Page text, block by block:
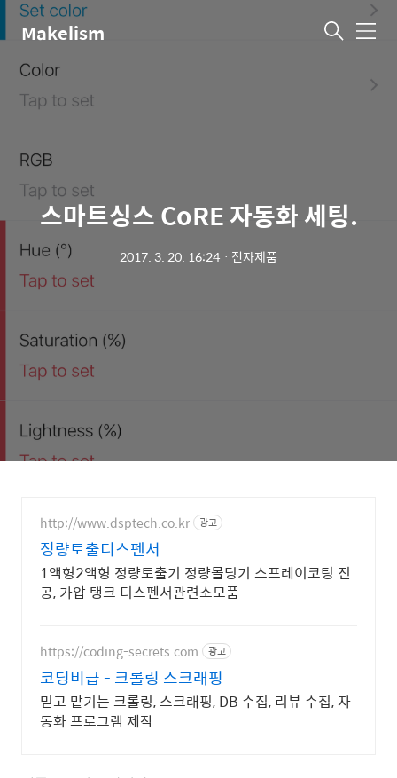
Makelism 메
스마트싱스 CoRE 자동화 세팅.
2017. 3. 20. 16:24 ㆍ 전자제품
http://www.dsptech.co.kr 광고
정량토출디스펜서
1액형2액형 정량토출기 정량몰딩기 스프레이코팅 진
공, 가압 탱크 디스펜서관련소모품
https://coding-secrets.com 광고
코딩비급 - 크롤링 스크래핑
믿고 맡기는 크롤링, 스크래핑, DB 수집, 리뷰 수집, 자
동화 프로그램 제작